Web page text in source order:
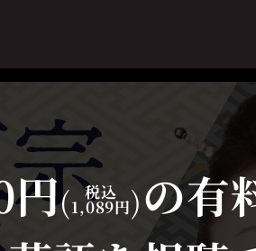
人からさがす
目
円( 税込
1,089円)の有